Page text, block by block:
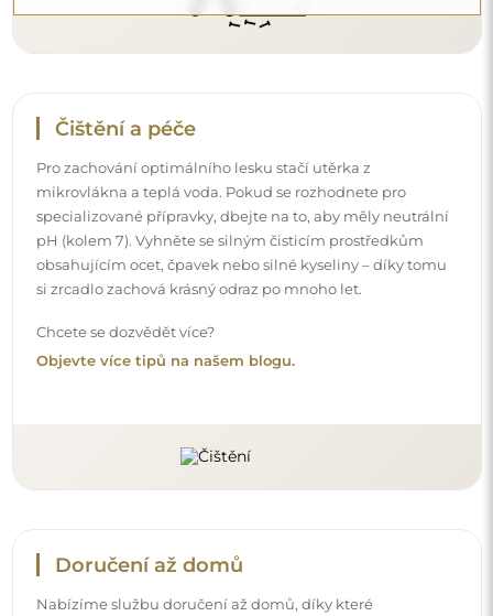
Nabízíme službu doručení až domů, díky které
převezmete zásilku přímo u svých dveří. Za příplatek 40€
nabízíme takéslužbu vnesení dovnitř, která umožňuje
doručit zásilku přímo do vašeho domu (pro rozměry do
80×120 cm nebo průměr 100 cm). U větších produktů
může být potřeba menší pomoc, např. otevření dveří.
Pokud tuto službu nezvolíte a nezaplatíte při objednávce,
Návody
Aby byla montáž a používání našeho zrcadla snadné a